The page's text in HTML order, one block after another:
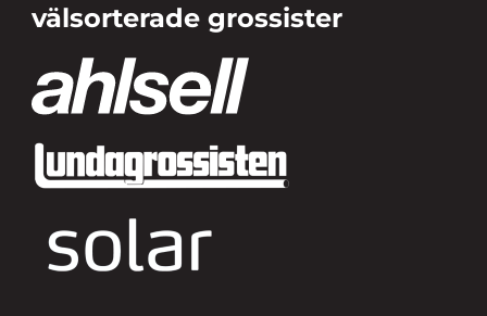
välsorterade grossister